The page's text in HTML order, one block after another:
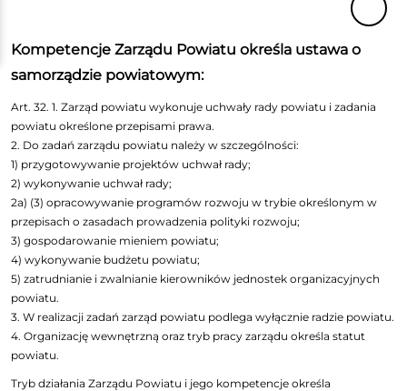
Kompetencje Zarządu Powiatu określa ustawa o
samorządzie powiatowym:
Art. 32. 1. Zarząd powiatu wykonuje uchwały rady powiatu i zadania
powiatu określone przepisami prawa.
2. Do zadań zarządu powiatu należy w szczególności:
1) przygotowywanie projektów uchwał rady;
2) wykonywanie uchwał rady;
2a) (3) opracowywanie programów rozwoju w trybie określonym w
przepisach o zasadach prowadzenia polityki rozwoju;
3) gospodarowanie mieniem powiatu;
4) wykonywanie budżetu powiatu;
5) zatrudnianie i zwalnianie kierowników jednostek organizacyjnych
powiatu.
3. W realizacji zadań zarząd powiatu podlega wyłącznie radzie powiatu.
4. Organizację wewnętrzną oraz tryb pracy zarządu określa statut
powiatu.
Tryb działania Zarządu Powiatu i jego kompetencje określa